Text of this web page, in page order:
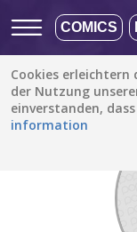
COMICS
Cookies
der Nutzung
einverstanden,
information
Entdecken /